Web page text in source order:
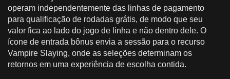
operam independentemente das linhas de pagamento
para qualificação de rodadas grátis, de modo que seu
valor fica ao lado do jogo de linha e não dentro dele. O
ícone de entrada bônus envia a sessão para o recurso
Vampire Slaying, onde as seleções determinam os
retornos em uma experiência de escolha contida.